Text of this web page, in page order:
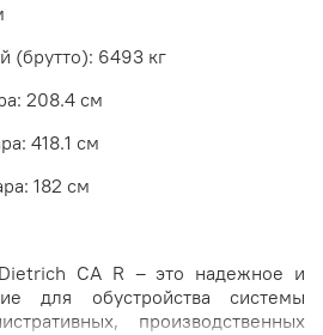
(брутто): 6493 кг
208.4 см
418.1 см
182 см
CA R – это надежное и
для обустройства системы
производственных